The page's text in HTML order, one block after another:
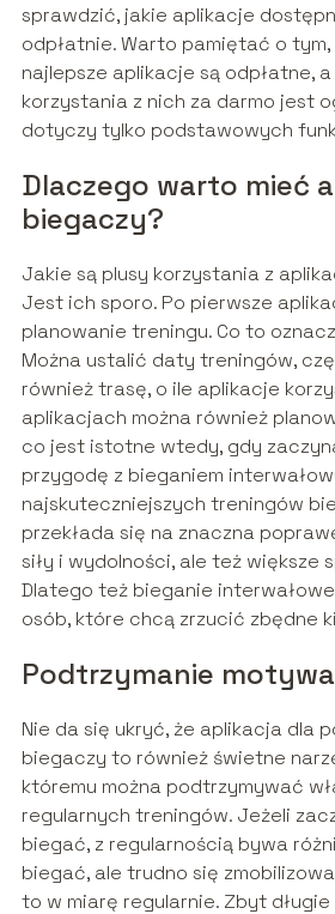
sprawdzić, jakie aplikacje
odpłatnie. Warto pamiętać o
najlepsze aplikacje są odpłatne,
korzystania z nich za darmo jest
dotyczy tylko podstawowych
Dlaczego warto mieć
biegaczy?
Jakie są plusy korzystania z
Jest ich sporo. Po pierwsze
planowanie treningu. Co to
Można ustalić daty treningów,
również trasę, o ile aplikacje
aplikacjach można również
co jest istotne wtedy, gdy
przygodę z bieganiem
najskuteczniejszych treningów
przekłada się na znaczna
siły i wydolności, ale też większe
Dlatego też bieganie
osób, które chcą zrzucić zbędne
Podtrzymanie
Nie da się ukryć, że aplikacja dla
biegaczy to również świetne
któremu można podtrzymywać
regularnych treningów. Jeżeli
biegać, z regularnością bywa
biegać, ale trudno się
to w miarę regularnie. Zbyt